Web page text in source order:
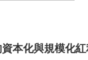
本化與規模化紅